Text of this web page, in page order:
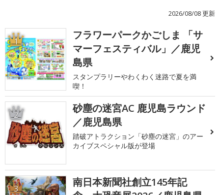
2026/08/08 更新
1
フラワーパークかごしま 「サ
マーフェスティバル」／鹿児
島県
スタンプラリーやわくわく迷路で夏を満
喫！
2
砂塵の迷宮AC 鹿児島ラウンド
／鹿児島県
踏破アトラクション「砂塵の迷宮」のアー
カイブスペシャル版が登場
3
南日本新聞社創立145年記